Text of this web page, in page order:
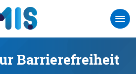
Barrierefreiheit